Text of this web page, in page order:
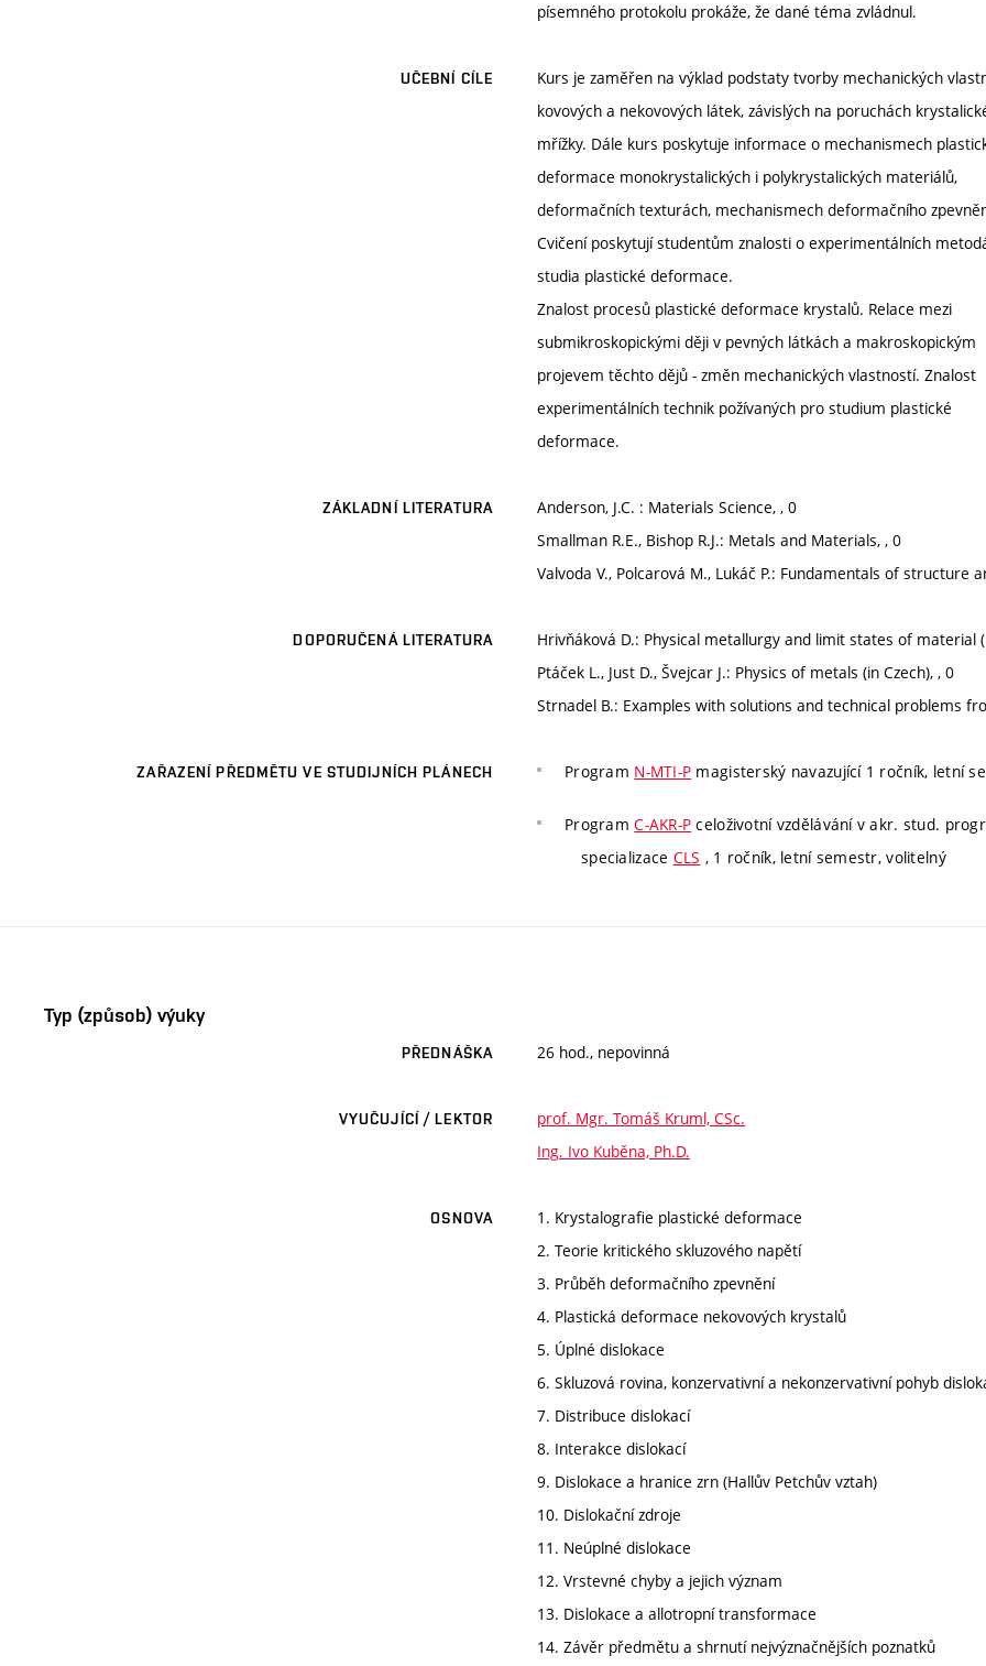
písemného protokolu prokáže, že dané téma zvládnul.
UČEBNÍ CÍLE
Kurs je zaměřen na výklad podstaty tvorby mechanických
kovových a nekovových látek, závislých na poruchách
mřížky. Dále kurs poskytuje informace o mechanismech
deformace monokrystalických i polykrystalických materiálů,
deformačních texturách, mechanismech deformačního
Cvičení poskytují studentům znalosti o experimentálních
studia plastické deformace.
Znalost procesů plastické deformace krystalů. Relace mezi
submikroskopickými ději v pevných látkách a makroskopickým
projevem těchto dějů - změn mechanických vlastností. Znalost
experimentálních technik požívaných pro studium plastické
deformace.
ZÁKLADNÍ LITERATURA
Anderson, J.C. : Materials Science, , 0
Smallman R.E., Bishop R.J.: Metals and Materials, , 0
Valvoda V., Polcarová M., Lukáč P.: Fundamentals of structure
DOPORUČENÁ LITERATURA
Hrivňáková D.: Physical metallurgy and limit states of material
Ptáček L., Just D., Švejcar J.: Physics of metals (in Czech), , 0
Strnadel B.: Examples with solutions and technical problems
ZAŘAZENÍ PŘEDMĚTU VE STUDIJNÍCH PLÁNECH Program N-MTI-P magisterský navazující 1 ročník, letní
ProgramC-AKR-P celoživotní vzdělávání v akr. stud.
specializace CLS , 1 ročník, letní semestr, volitelný
Typ (způsob) výuky
PŘEDNÁŠKA 26 hod., nepovinná
VYUČUJÍCÍ / LEKTOR
prof. Mgr. Tomáš Kruml, CSc.
Ing. Ivo Kuběna, Ph.D.
OSNOVA
1. Krystalografie plastické deformace
2. Teorie kritického skluzového napětí
3. Průběh deformačního zpevnění
4. Plastická deformace nekovových krystalů
5. Úplné dislokace
6. Skluzová rovina, konzervativní a nekonzervativní pohyb
7. Distribuce dislokací
8. Interakce dislokací
9. Dislokace a hranice zrn (Hallův Petchův vztah)
10. Dislokační zdroje
11. Neúplné dislokace
12. Vrstevné chyby a jejich význam
13. Dislokace a allotropní transformace
14. Závěr předmětu a shrnutí nejvýznačnějších poznatků